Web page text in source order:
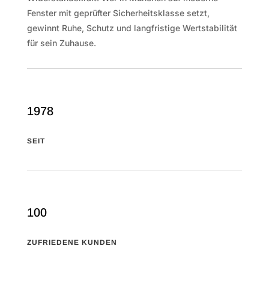
Fenster mit geprüfter Sicherheitsklasse setzt,
gewinnt Ruhe, Schutz und langfristige Wertstabilität
für sein Zuhause.
1978
SEIT
100
ZUFRIEDENE KUNDEN